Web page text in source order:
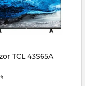
TCL 43S65A
₼